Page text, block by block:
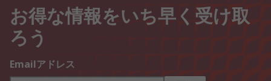
お得な情報をいち早く受け取
ろう
Emailアドレス